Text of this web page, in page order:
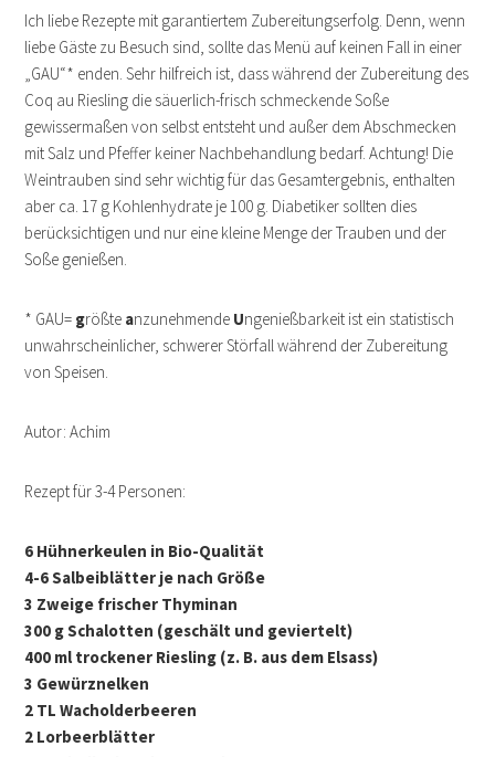
Ich liebe Rezepte mit garantiertem Zubereitungserfolg. Denn, wenn
liebe Gäste zu Besuch sind, sollte das Menü auf keinen Fall in einer
„GAU“* enden. Sehr hilfreich ist, dass während der Zubereitung des
Coq au Riesling die säuerlich-frisch schmeckende Soße
gewissermaßen von selbst entsteht und außer dem Abschmecken
mit Salz und Pfeffer keiner Nachbehandlung bedarf. Achtung! Die
Weintrauben sind sehr wichtig für das Gesamtergebnis, enthalten
aber ca. 17 g Kohlenhydrate je 100 g. Diabetiker sollten dies
berücksichtigen und nur eine kleine Menge der Trauben und der
Soße genießen.
* GAU= größte anzunehmende Ungenießbarkeit ist ein statistisch
unwahrscheinlicher, schwerer Störfall während der Zubereitung
von Speisen.
Autor: Achim
Rezept für 3-4 Personen:
6 Hühnerkeulen in Bio-Qualität
4-6 Salbeiblätter je nach Größe
3 Zweige frischer Thyminan
300 g Schalotten (geschält und geviertelt)
400 ml trockener Riesling (z. B. aus dem Elsass)
3 Gewürznelken
2 TL Wacholderbeeren
2 Lorbeerblätter